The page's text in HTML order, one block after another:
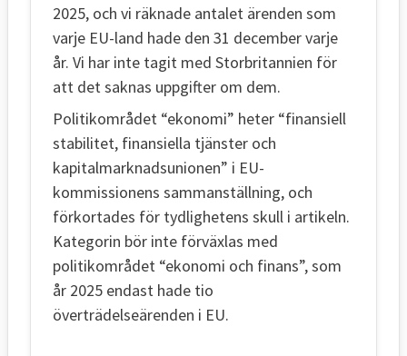
2025, och vi räknade antalet ärenden som
varje EU-land hade den 31 december varje
år. Vi har inte tagit med Storbritannien för
att det saknas uppgifter om dem.
Politikområdet “ekonomi” heter “finansiell
stabilitet, finansiella tjänster och
kapitalmarknadsunionen” i EU-
kommissionens sammanställning, och
förkortades för tydlighetens skull i artikeln.
Kategorin bör inte förväxlas med
politikområdet “ekonomi och finans”, som
år 2025 endast hade tio
överträdelseärenden i EU.